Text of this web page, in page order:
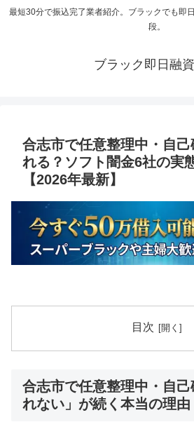
最短30分で振込完了業者紹介。ブラックでも即
段。
ブラック即日融
合志市で任意整理中・自己
れる？ソフト闇金6社の実
【2026年最新】
目次
合志市で任意整理中・自己
れない」が続く本当の理由